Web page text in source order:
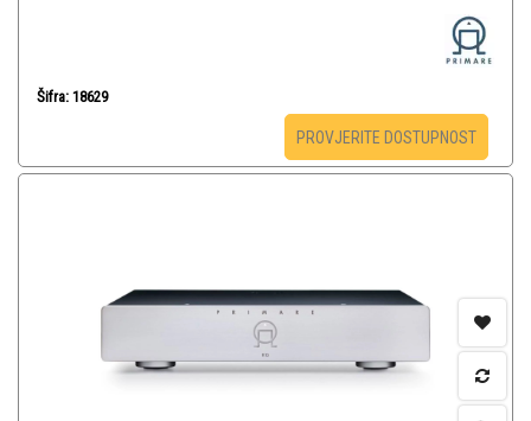
Šifra: 18629
PROVJERITE DOSTUPNOST